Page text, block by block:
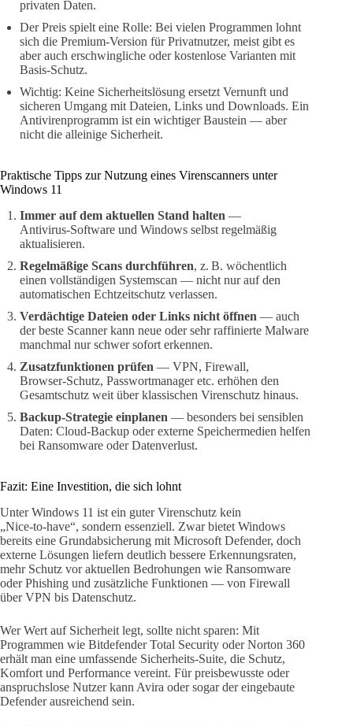
privaten Daten.
Der Preis spielt eine Rolle: Bei vielen Programmen lohnt
sich die Premium‑Version für Privatnutzer, meist gibt es
aber auch erschwingliche oder kostenlose Varianten mit
Basis‑Schutz.
Wichtig: Keine Sicherheitslösung ersetzt Vernunft und
sicheren Umgang mit Dateien, Links und Downloads. Ein
Antivirenprogramm ist ein wichtiger Baustein — aber
nicht die alleinige Sicherheit.
Praktische Tipps zur Nutzung eines Virenscanners unter
Windows 11
Immer auf dem aktuellen Stand halten —
Antivirus‑Software und Windows selbst regelmäßig
aktualisieren.
Regelmäßige Scans durchführen, z. B. wöchentlich
einen vollständigen Systemscan — nicht nur auf den
automatischen Echtzeitschutz verlassen.
Verdächtige Dateien oder Links nicht öffnen — auch
der beste Scanner kann neue oder sehr raffinierte Malware
manchmal nur schwer sofort erkennen.
Zusatzfunktionen prüfen — VPN, Firewall,
Browser‑Schutz, Passwortmanager etc. erhöhen den
Gesamt­schutz weit über klassischen Virenschutz hinaus.
Backup‑Strategie einplanen — besonders bei sensiblen
Daten: Cloud‑Backup oder externe Speichermedien helfen
bei Ransomware oder Datenverlust.
Fazit: Eine Investition, die sich lohnt
Unter Windows 11 ist ein guter Virenschutz kein
„Nice‑to‑have“, sondern essenziell. Zwar bietet Windows
bereits eine Grundabsicherung mit Microsoft Defender, doch
externe Lösungen liefern deutlich bessere Erkennungsraten,
mehr Schutz vor aktuellen Bedrohungen wie Ransomware
oder Phishing und zusätzliche Funktionen — von Firewall
über VPN bis Datenschutz.
Wer Wert auf Sicherheit legt, sollte nicht sparen: Mit
Programmen wie Bitdefender Total Security oder Norton 360
erhält man eine umfassende Sicherheits‑Suite, die Schutz,
Komfort und Performance vereint. Für preisbewusste oder
anspruchslose Nutzer kann Avira oder sogar der eingebaute
Defender ausreichend sein.